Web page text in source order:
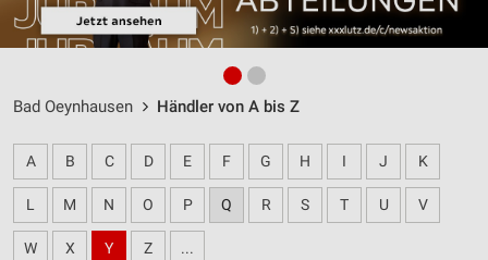
Bad Oeynhausen Händler von A bis Z
A B C D E F G H I J K
L M N O P Q R S T U V
W X Y Z ...